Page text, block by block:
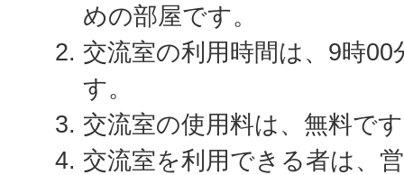
めの部屋です。
交流室の利用時間は、9時
す。
交流室の使用料は、無料で
交流室を利用できる者は、